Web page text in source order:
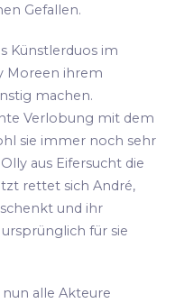
Gefallen.
Künstlerduos im
Moreen ihrem
machen.
Verlobung mit dem
sie immer noch sehr
aus Eifersucht die
rettet sich André,
und ihr
für sie
alle Akteure